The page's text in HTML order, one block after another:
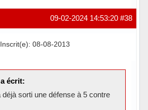
#38
09-02-2024 14:53:20
Inscrit(e): 08-08-2013
écrit:
déjà sorti une défense à 5 contre